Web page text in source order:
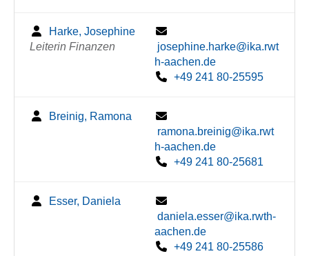
Harke, Josephine
Leiterin Finanzen
josephine.harke@ika.rwt
h-aachen.de
+49 241 80-25595
Breinig, Ramona
ramona.breinig@ika.rwt
h-aachen.de
+49 241 80-25681
Esser, Daniela
daniela.esser@ika.rwth-
aachen.de
+49 241 80-25586